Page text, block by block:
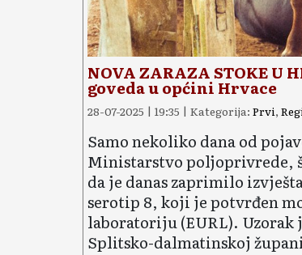
NOVA ZARAZA STOKE U
goveda u općini Hrvace
28-07-2025 | 19:35 | Kategorija: Prvi,
Samo nekoliko dana od
Ministarstvo poljoprivrede,
da je danas zaprimilo
serotip 8, koji je potvrđen
laboratoriju (EURL). Uzorak
Splitsko-dalmatinskoj